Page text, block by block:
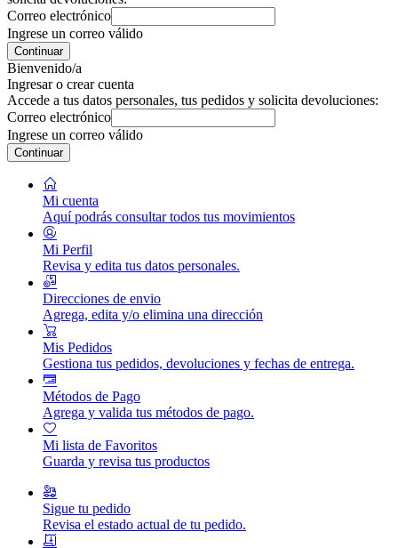
Correo electrónico
Ingrese un correo válido
Continuar
Bienvenido/a
Ingresar o crear cuenta
Accede a tus datos personales, tus pedidos y solicita devoluciones:
Correo electrónico
Ingrese un correo válido
Continuar
Mi cuenta
Aquí podrás consultar todos tus movimientos
Mi Perfil
Revisa y edita tus datos personales.
Direcciones de envio
Agrega, edita y/o elimina una dirección
Mis Pedidos
Gestiona tus pedidos, devoluciones y fechas de entrega.
Métodos de Pago
Agrega y valida tus métodos de pago.
Mi lista de Favoritos
Guarda y revisa tus productos
Sigue tu pedido
Revisa el estado actual de tu pedido.